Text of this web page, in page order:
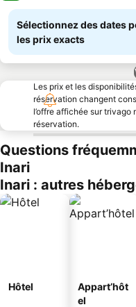
Sélectionnez des dates
les prix exacts
Les prix et les
réservation changent
l’offre affichée sur trivago
réservation.
Questions
Inari
Inari : autres
Hôtel
Appart’hôt
el